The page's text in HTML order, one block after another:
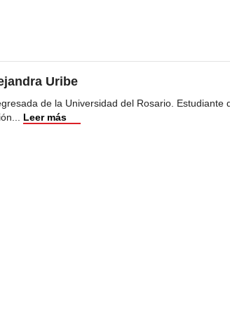
Uribe
de la Universidad del Rosario. Estudiante
... Leer más